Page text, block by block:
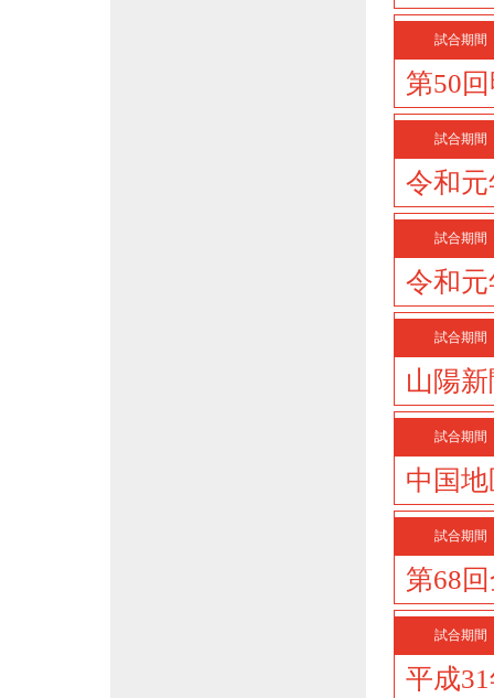
試合期間
第50
試合期間
令和
試合期間
令和
試合期間
山陽
試合期間
中国
試合期間
第68
試合期間
平成